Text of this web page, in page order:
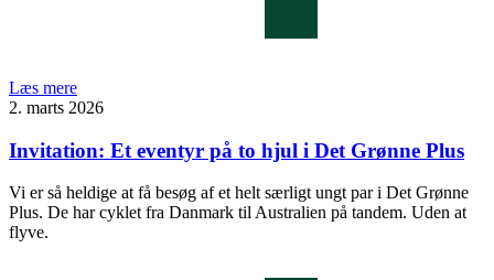
Læs mere
2. marts 2026
Invitation: Et eventyr på to hjul i Det Grønne Plus
Vi er så heldige at få besøg af et helt særligt ungt par i Det Grønne
Plus. De har cyklet fra Danmark til Australien på tandem. Uden at
flyve.